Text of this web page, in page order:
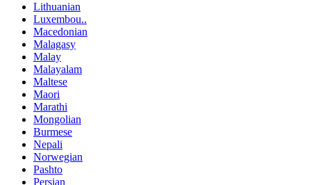
Lithuanian
Luxembou..
Macedonian
Malagasy
Malay
Malayalam
Maltese
Maori
Marathi
Mongolian
Burmese
Nepali
Norwegian
Pashto
Persian